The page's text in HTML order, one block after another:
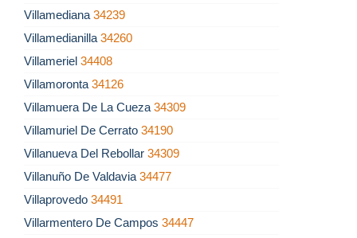
Villamediana 34239
Villamedianilla 34260
Villameriel 34408
Villamoronta 34126
Villamuera De La Cueza 34309
Villamuriel De Cerrato 34190
Villanueva Del Rebollar 34309
Villanuño De Valdavia 34477
Villaprovedo 34491
Villarmentero De Campos 34447